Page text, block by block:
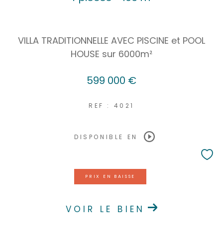
VILLA TRADITIONNELLE AVEC PISCINE et POOL
HOUSE sur 6000m²
599 000 €
REF : 4021
DISPONIBLE EN
PRIX EN BAISSE
VOIR LE BIEN